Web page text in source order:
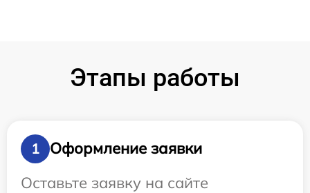
Этапы работы
1
Оформление заявки
Оставьте заявку на сайте